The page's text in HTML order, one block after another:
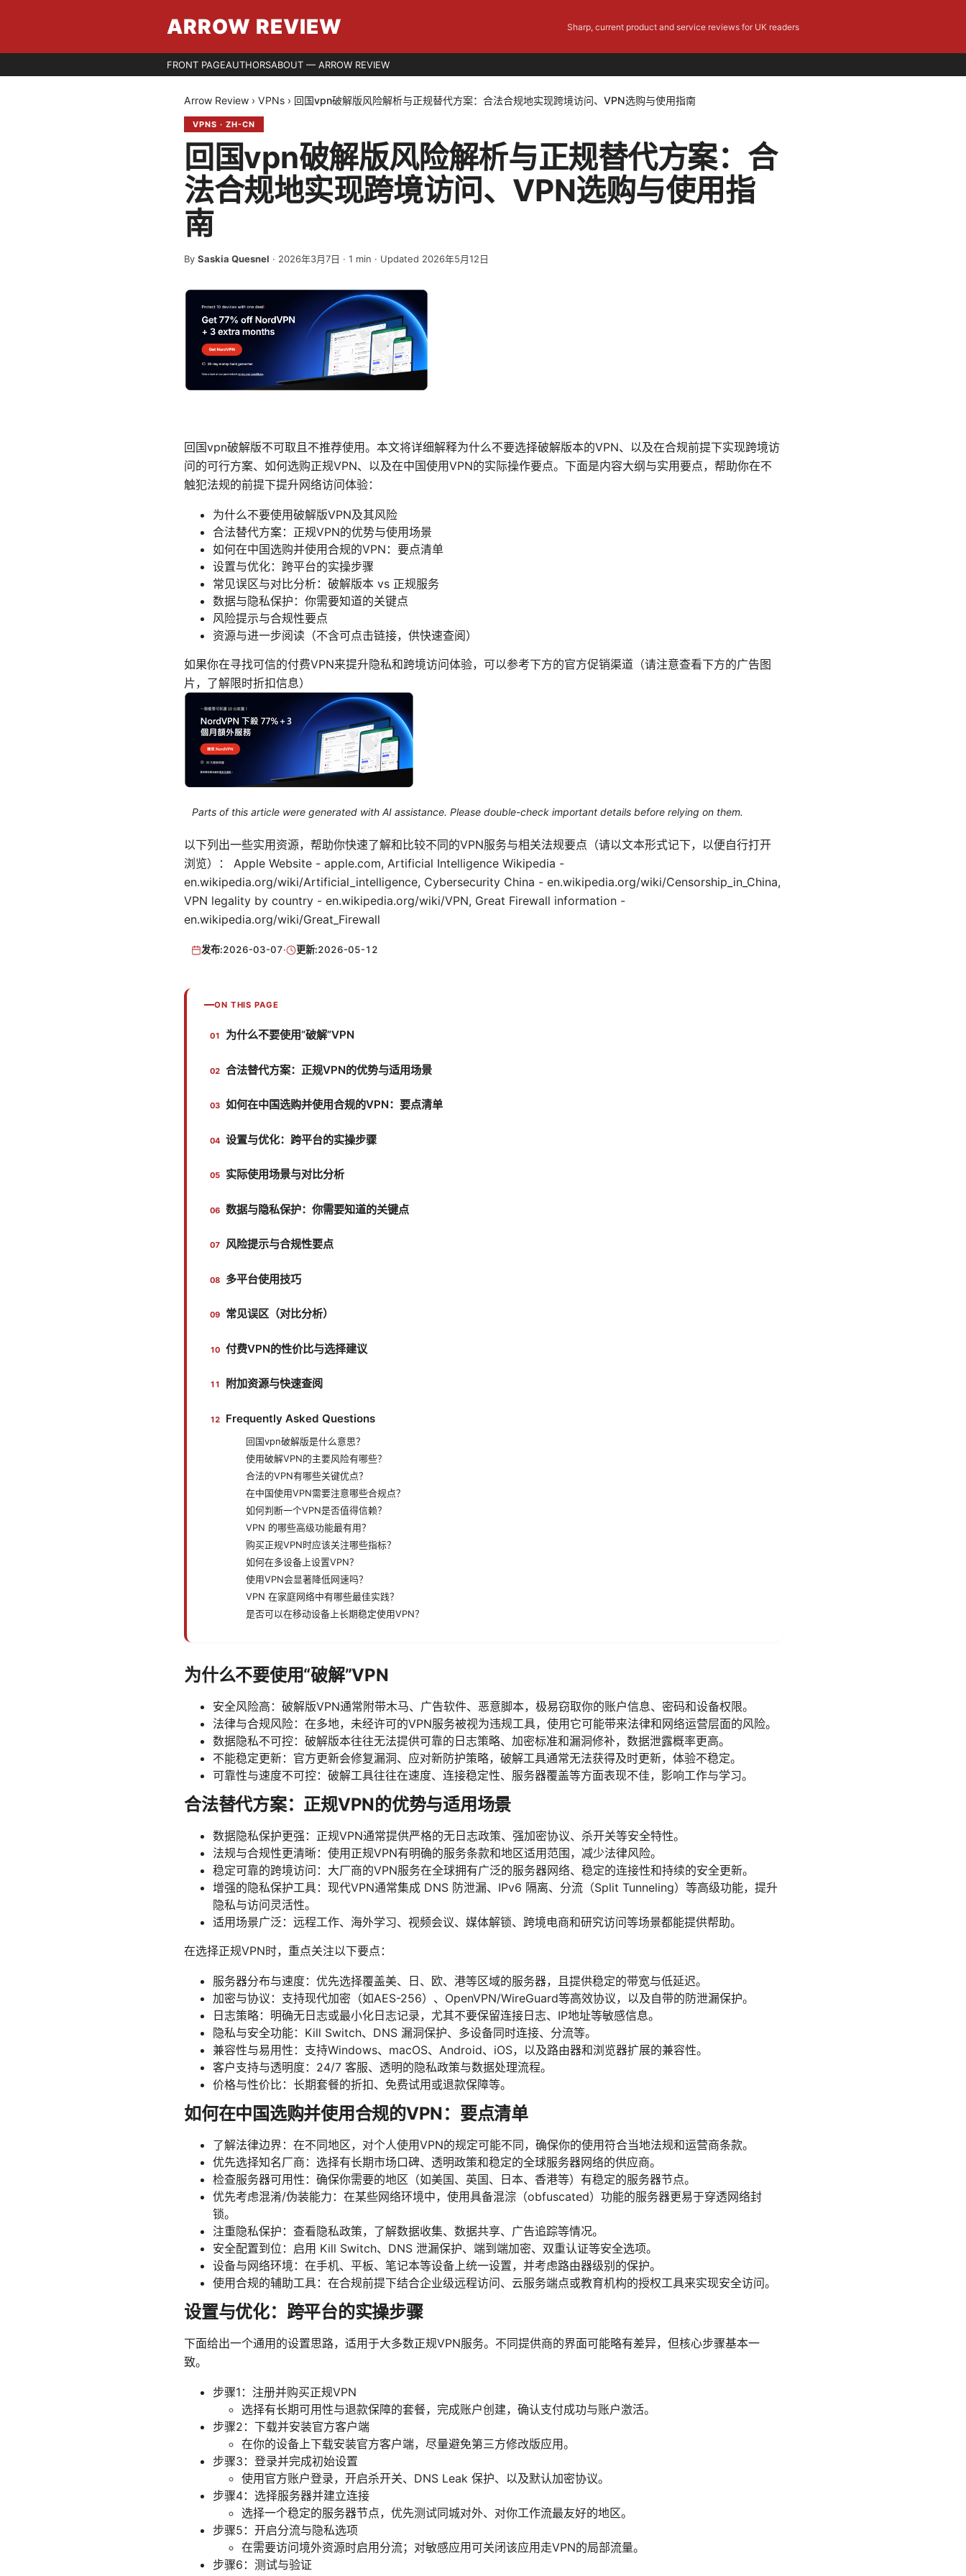
ARROW REVIEW Sharp, current product and service reviews for UK readers
FRONT PAGEAUTHORSABOUT — ARROW REVIEW
Arrow Review › VPNs › 回国vpn破解版风险解析与正规替代方案：合法合规地实现跨境访问、VPN选购与使用指南
VPNS · ZH-CN
回国vpn破解版风险解析与正规替代方案：合
法合规地实现跨境访问、VPN选购与使用指
南
By Saskia Quesnel · 2026年3月7日 · 1 min · Updated 2026年5月12日
回国vpn破解版不可取且不推荐使用。本文将详细解释为什么不要选择破解版本的VPN、以及在合规前提下实现跨境访
问的可行方案、如何选购正规VPN、以及在中国使用VPN的实际操作要点。下面是内容大纲与实用要点，帮助你在不
触犯法规的前提下提升网络访问体验：
为什么不要使用破解版VPN及其风险
合法替代方案：正规VPN的优势与使用场景
如何在中国选购并使用合规的VPN：要点清单
设置与优化：跨平台的实操步骤
常见误区与对比分析：破解版本 vs 正规服务
数据与隐私保护：你需要知道的关键点
风险提示与合规性要点
资源与进一步阅读（不含可点击链接，供快速查阅）
如果你在寻找可信的付费VPN来提升隐私和跨境访问体验，可以参考下方的官方促销渠道（请注意查看下方的广告图
片，了解限时折扣信息）
Parts of this article were generated with AI assistance. Please double-check important details before relying on them.
以下列出一些实用资源，帮助你快速了解和比较不同的VPN服务与相关法规要点（请以文本形式记下，以便自行打开
浏览）： Apple Website - apple.com, Artificial Intelligence Wikipedia -
en.wikipedia.org/wiki/Artificial_intelligence, Cybersecurity China - en.wikipedia.org/wiki/Censorship_in_China,
VPN legality by country - en.wikipedia.org/wiki/VPN, Great Firewall information -
en.wikipedia.org/wiki/Great_Firewall
发布:2026-03-07· 更新:2026-05-12
ON THIS PAGE
为什么不要使用“破解”VPN
合法替代方案：正规VPN的优势与适用场景
如何在中国选购并使用合规的VPN：要点清单
设置与优化：跨平台的实操步骤
实际使用场景与对比分析
数据与隐私保护：你需要知道的关键点
风险提示与合规性要点
多平台使用技巧
常见误区（对比分析）
付费VPN的性价比与选择建议
附加资源与快速查阅
Frequently Asked Questions
回国vpn破解版是什么意思？
使用破解VPN的主要风险有哪些？
合法的VPN有哪些关键优点？
在中国使用VPN需要注意哪些合规点？
如何判断一个VPN是否值得信赖？
VPN 的哪些高级功能最有用？
购买正规VPN时应该关注哪些指标？
如何在多设备上设置VPN？
使用VPN会显著降低网速吗？
VPN 在家庭网络中有哪些最佳实践？
是否可以在移动设备上长期稳定使用VPN？
为什么不要使用“破解”VPN
安全风险高：破解版VPN通常附带木马、广告软件、恶意脚本，极易窃取你的账户信息、密码和设备权限。
法律与合规风险：在多地，未经许可的VPN服务被视为违规工具，使用它可能带来法律和网络运营层面的风险。
数据隐私不可控：破解版本往往无法提供可靠的日志策略、加密标准和漏洞修补，数据泄露概率更高。
不能稳定更新：官方更新会修复漏洞、应对新防护策略，破解工具通常无法获得及时更新，体验不稳定。
可靠性与速度不可控：破解工具往往在速度、连接稳定性、服务器覆盖等方面表现不佳，影响工作与学习。
合法替代方案：正规VPN的优势与适用场景
数据隐私保护更强：正规VPN通常提供严格的无日志政策、强加密协议、杀开关等安全特性。
法规与合规性更清晰：使用正规VPN有明确的服务条款和地区适用范围，减少法律风险。
稳定可靠的跨境访问：大厂商的VPN服务在全球拥有广泛的服务器网络、稳定的连接性和持续的安全更新。
增强的隐私保护工具：现代VPN通常集成 DNS 防泄漏、IPv6 隔离、分流（Split Tunneling）等高级功能，提升
隐私与访问灵活性。
适用场景广泛：远程工作、海外学习、视频会议、媒体解锁、跨境电商和研究访问等场景都能提供帮助。
在选择正规VPN时，重点关注以下要点：
服务器分布与速度：优先选择覆盖美、日、欧、港等区域的服务器，且提供稳定的带宽与低延迟。
加密与协议：支持现代加密（如AES-256）、OpenVPN/WireGuard等高效协议，以及自带的防泄漏保护。
日志策略：明确无日志或最小化日志记录，尤其不要保留连接日志、IP地址等敏感信息。
隐私与安全功能：Kill Switch、DNS 漏洞保护、多设备同时连接、分流等。
兼容性与易用性：支持Windows、macOS、Android、iOS，以及路由器和浏览器扩展的兼容性。
客户支持与透明度：24/7 客服、透明的隐私政策与数据处理流程。
价格与性价比：长期套餐的折扣、免费试用或退款保障等。
如何在中国选购并使用合规的VPN：要点清单
了解法律边界：在不同地区，对个人使用VPN的规定可能不同，确保你的使用符合当地法规和运营商条款。
优先选择知名厂商：选择有长期市场口碑、透明政策和稳定的全球服务器网络的供应商。
检查服务器可用性：确保你需要的地区（如美国、英国、日本、香港等）有稳定的服务器节点。
优先考虑混淆/伪装能力：在某些网络环境中，使用具备混淙（obfuscated）功能的服务器更易于穿透网络封
锁。
注重隐私保护：查看隐私政策，了解数据收集、数据共享、广告追踪等情况。
安全配置到位：启用 Kill Switch、DNS 泄漏保护、端到端加密、双重认证等安全选项。
设备与网络环境：在手机、平板、笔记本等设备上统一设置，并考虑路由器级别的保护。
使用合规的辅助工具：在合规前提下结合企业级远程访问、云服务端点或教育机构的授权工具来实现安全访问。
设置与优化：跨平台的实操步骤
下面给出一个通用的设置思路，适用于大多数正规VPN服务。不同提供商的界面可能略有差异，但核心步骤基本一
致。
步骤1：注册并购买正规VPN
选择有长期可用性与退款保障的套餐，完成账户创建，确认支付成功与账户激活。
步骤2：下载并安装官方客户端
在你的设备上下载安装官方客户端，尽量避免第三方修改版应用。
步骤3：登录并完成初始设置
使用官方账户登录，开启杀开关、DNS Leak 保护、以及默认加密协议。
步骤4：选择服务器并建立连接
选择一个稳定的服务器节点，优先测试同城对外、对你工作流最友好的地区。
步骤5：开启分流与隐私选项
在需要访问境外资源时启用分流；对敏感应用可关闭该应用走VPN的局部流量。
步骤6：测试与验证